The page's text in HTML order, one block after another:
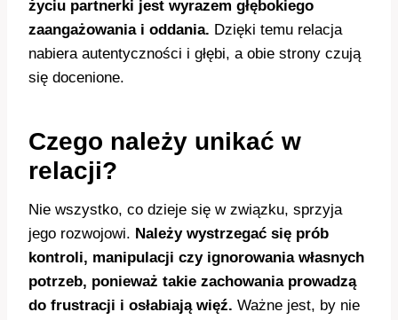
życiu partnerki jest wyrazem głębokiego
zaangażowania i oddania. Dzięki temu relacja
nabiera autentyczności i głębi, a obie strony czują
się docenione.
Czego należy unikać w
relacji?
Nie wszystko, co dzieje się w związku, sprzyja
jego rozwojowi. Należy wystrzegać się prób
kontroli, manipulacji czy ignorowania własnych
potrzeb, ponieważ takie zachowania prowadzą
do frustracji i osłabiają więź. Ważne jest, by nie